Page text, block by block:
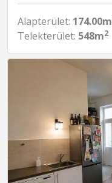
Alapterület: 174.00m
Telekterület: 548m2